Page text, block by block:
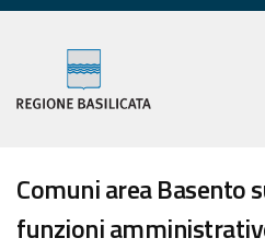
Comuni area Basento
funzioni